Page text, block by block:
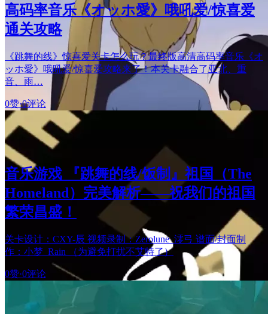
高码率音乐《オッホ愛》哦吼爱/惊喜爱
通关攻略
《跳舞的线》惊喜爱关卡怎么玩？最终版高清高码率音乐《オ
ッホ愛》哦吼爱/惊喜爱攻略来了！本关卡融合了亚北、重
音、雨…
0赞·0评论
音乐游戏 『跳舞的线/饭制』祖国（The
Homeland）完美解析——祝我们的祖国
繁荣昌盛！
关卡设计：CXY-辰 视频录制：Zerolune_澪弓 谱面/封面制
作：小梦_Rain （为避免打扰不艾特了）
0赞·0评论